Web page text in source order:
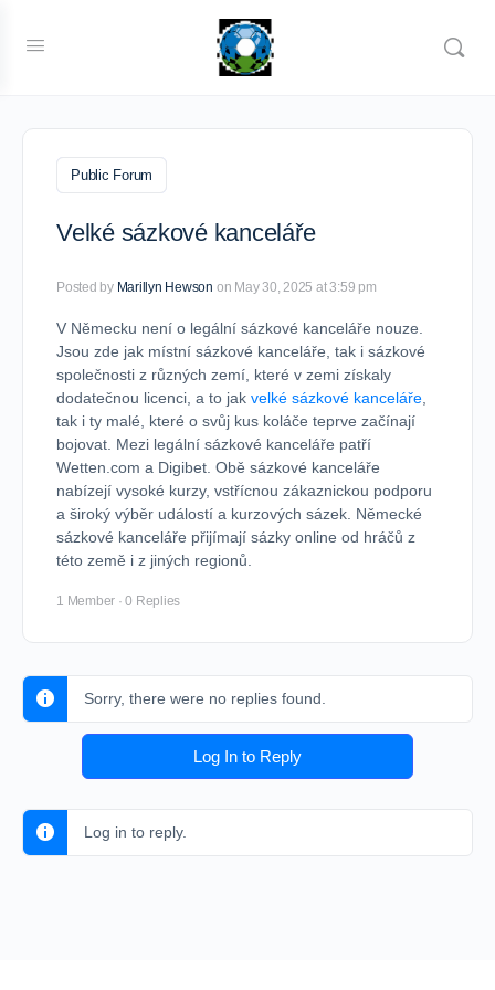
Public Forum
Velké sázkové kanceláře
Posted by Marillyn Hewson on May 30, 2025 at 3:59 pm
V Německu není o legální sázkové kanceláře nouze.
Jsou zde jak místní sázkové kanceláře, tak i sázkové
společnosti z různých zemí, které v zemi získaly
dodatečnou licenci, a to jak velké sázkové kanceláře
tak i ty malé, které o svůj kus koláče teprve začínají
bojovat. Mezi legální sázkové kanceláře patří
Wetten.com a Digibet. Obě sázkové kanceláře
nabízejí vysoké kurzy, vstřícnou zákaznickou podporu
a široký výběr událostí a kurzových sázek. Německé
sázkové kanceláře přijímají sázky online od hráčů z
této země i z jiných regionů.
1 Member · 0 Replies
Sorry, there were no replies found.
Log In to Reply
Log in to reply.